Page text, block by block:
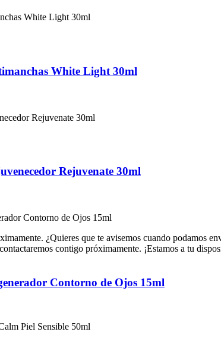
White Light 30ml
Rejuvenate 30ml
¿Quieres que te avisemos cuando podamos
contigo próximamente. ¡Estamos a tu
Contorno de Ojos 15ml